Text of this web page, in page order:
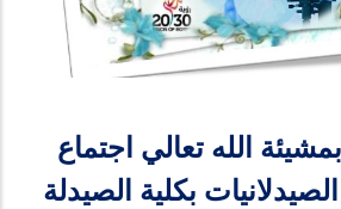
الله تعالي اجتماع
بكلية الصيدلة